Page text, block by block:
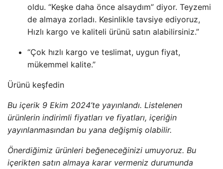
oldu. “Keşke daha önce alsaydım” diyor. Teyzemi
de almaya zorladı. Kesinlikle tavsiye ediyoruz,
Hızlı kargo ve kaliteli ürünü satın alabilirsiniz.”
“Çok hızlı kargo ve teslimat, uygun fiyat,
mükemmel kalite.”
Ürünü keşfedin
Bu içerik 9 Ekim 2024’te yayınlandı. Listelenen
ürünlerin indirimli fiyatları ve fiyatları, içeriğin
yayınlanmasından bu yana değişmiş olabilir.
Önerdiğimiz ürünleri beğeneceğinizi umuyoruz. Bu
içerikten satın almaya karar vermeniz durumunda